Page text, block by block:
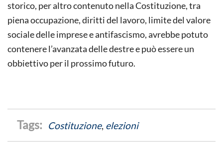
storico, per altro contenuto nella Costituzione, tra
piena occupazione, diritti del lavoro, limite del valore
sociale delle imprese e antifascismo, avrebbe potuto
contenere l’avanzata delle destre e può essere un
obbiettivo per il prossimo futuro.
Costituzione, elezioni